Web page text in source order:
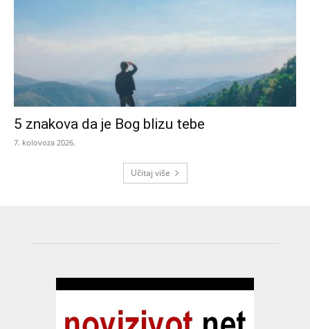
5 znakova da je Bog blizu tebe
7. kolovoza 2026.
Učitaj više